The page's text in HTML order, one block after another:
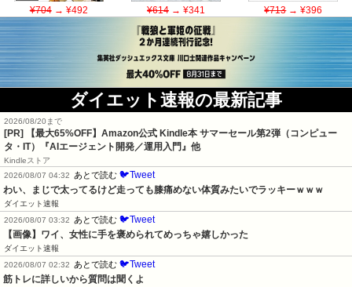
¥704→ ¥492 ¥614→ ¥341 ¥713→ ¥396
ダイエット速報の最新記事
2026/08/20まで
[PR]
【最大65%OFF】Amazon公式 Kindle本 サマーセール第2弾（コンピュー
タ・IT）『AIエージェント開発／運用入門』他
Kindleストア
2026/08/07 04:32
あとで読む 🐦Tweet
わい、まじで太ってるけど走っても膝痛めない体質みたいでラッキーｗｗｗ
ダイエット速報
2026/08/07 03:32
あとで読む 🐦Tweet
【画像】ワイ、女性に手を褒められてめっちゃ嬉しかった
ダイエット速報
2026/08/07 02:32
あとで読む 🐦Tweet
筋トレに詳しいから質問は聞くよ